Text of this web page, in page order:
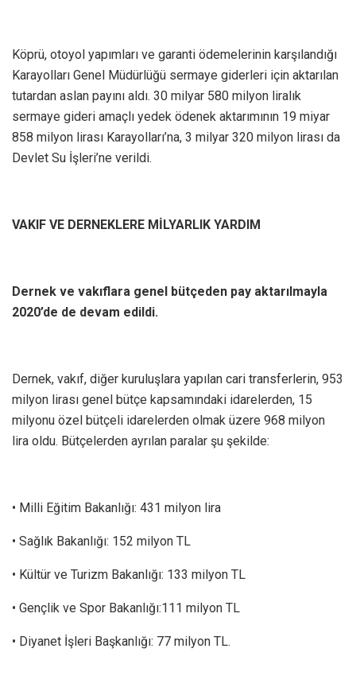
Köprü, otoyol yapımları ve garanti ödemelerinin karşılandığı
Karayolları Genel Müdürlüğü sermaye giderleri için aktarılan
tutardan aslan payını aldı. 30 milyar 580 milyon liralık
sermaye gideri amaçlı yedek ödenek aktarımının 19 miyar
858 milyon lirası Karayolları’na, 3 milyar 320 milyon lirası da
Devlet Su İşleri’ne verildi.
VAKIF VE DERNEKLERE MİLYARLIK YARDIM
Dernek ve vakıflara genel bütçeden pay aktarılmayla
2020’de de devam edildi.
Dernek, vakıf, diğer kuruluşlara yapılan cari transferlerin, 953
milyon lirası genel bütçe kapsamındaki idarelerden, 15
milyonu özel bütçeli idarelerden olmak üzere 968 milyon
lira oldu. Bütçelerden ayrılan paralar şu şekilde:
• Milli Eğitim Bakanlığı: 431 milyon lira
• Sağlık Bakanlığı: 152 milyon TL
• Kültür ve Turizm Bakanlığı: 133 milyon TL
• Gençlik ve Spor Bakanlığı:111 milyon TL
• Diyanet İşleri Başkanlığı: 77 milyon TL.